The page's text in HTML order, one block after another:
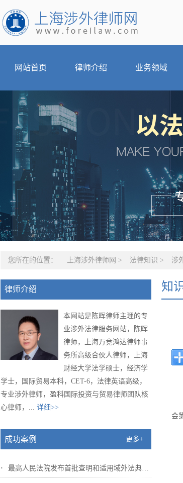
网站首页 律师介绍 业务领域
您所在的位置： 上海涉外律师网 > 法律知识 > 涉
律师介绍
本网站是陈晖律师主理的专
业涉外法律服务网站，陈晖
律师，上海万竞鸿达律师事
务所高级合伙人律师，上海
财经大学法学硕士，经济学
学士，国际贸易本科，CET-6，法律英语高级，
专业涉外律师，盈科国际投资与贸易律师团队核
心律师，... 详细>>
成功案例 更多+
最高人民法院发布首批查明和适用域外法典型...
知
会